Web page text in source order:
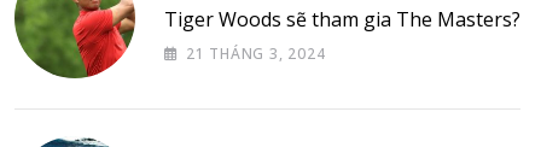
Tiger Woods sẽ tham gia The Masters?
21 THÁNG 3, 2024